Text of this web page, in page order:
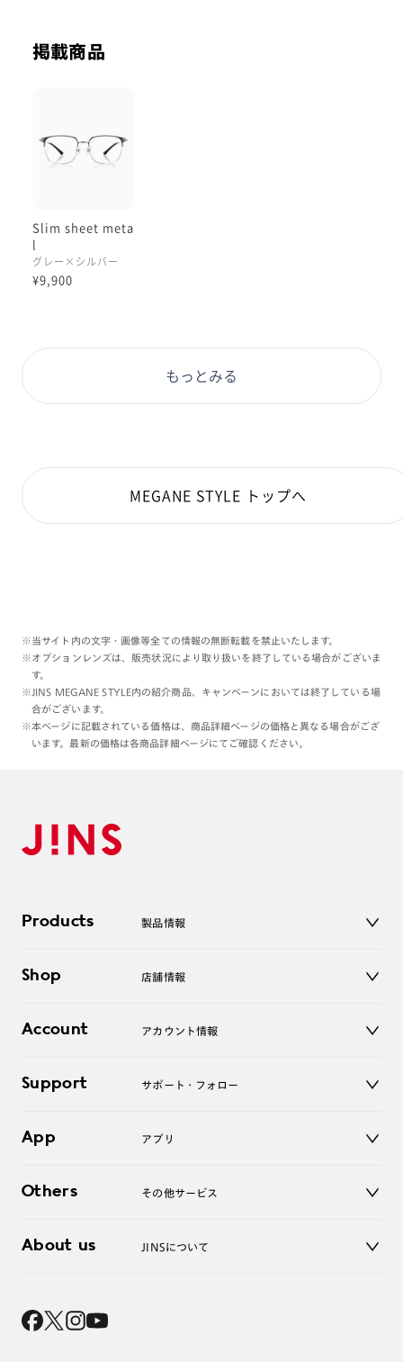
好きです^_^🖤
掲載商品
Slim sheet meta
l
グレー×シルバー
¥9,900
もっとみる
MEGANE STYLE トップへ
※当サイト内の文字・画像等全ての情報の無断転載を禁止いたします。
※オプションレンズは、販売状況により取り扱いを終了している場合がございま
す。
※JINS MEGANE STYLE内の紹介商品、キャンペーンにおいては終了している場
合がございます。
※本ページに記載されている価格は、商品詳細ページの価格と異なる場合がござ
います。最新の価格は各商品詳細ページにてご確認ください。
Products 製品情報
サングラス
コンタクトレンズ
アクセサリー
Shop 店舗情報
オンラインショップ
Account アカウント情報
ログアウト
Support サポート・フォロー
よくあるご質問
お問い合わせ
App アプリ
Others その他サービス
レンズ交換
About us JINSについて
採用情報